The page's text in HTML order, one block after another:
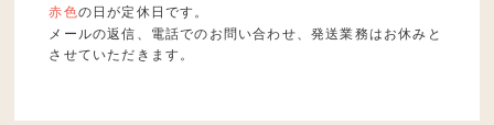
赤色の日が定休日です。
メールの返信、電話でのお問い合わせ、発送業務はお休みと
させていただきます。